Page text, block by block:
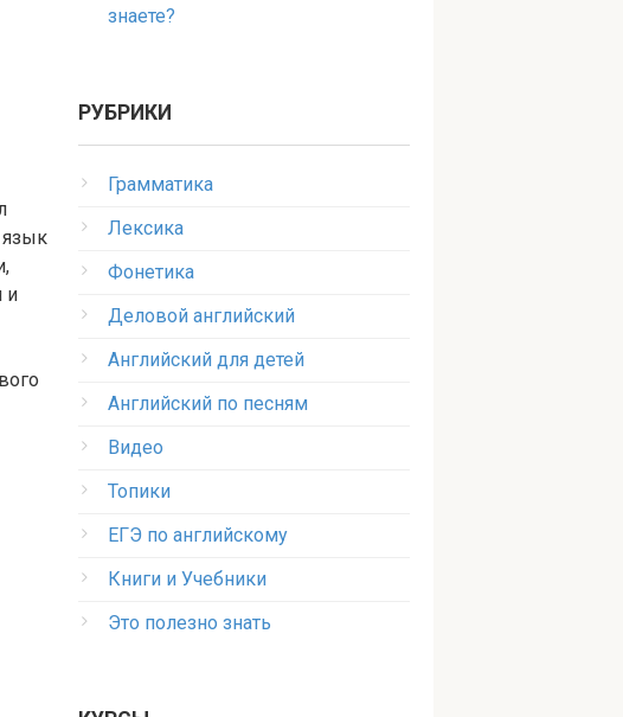
язык
и
знаете?
РУБРИКИ
Грамматика
Лексика
Фонетика
Деловой английский
Английский для детей
Английский по песням
Видео
Топики
ЕГЭ по английскому
Книги и Учебники
Это полезно знать